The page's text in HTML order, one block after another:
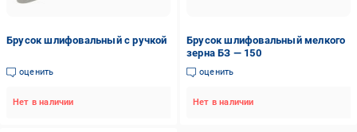
Брусок шлифовальный с ручкой
оценить
Нет в наличии
Брусок шлифовальный мелкого
зерна БЗ — 150
оценить
Нет в наличии